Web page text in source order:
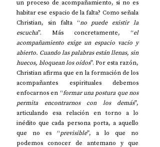
un proceso de acompañamiento, si no es
habitar ese espacio de la falta? Como señala
Christian, sin falta “no puede existir la
escucha”. Más concretamente, “el
acompañamiento exige un espacio vacío y
abierto. Cuando las palabras están llenas, sin
huecos, bloquean los oídos”. Por esta razón,
Christian afirma que en la formación de los
acompañantes espirituales debemos
enfocarnos en “formar una postura que nos
permita encontrarnos con los demás”,
articulando esa relación en torno a lo
inédito que cada persona porta, a aquello
que no es “previsible”, a lo que no
podemos conocer de antemano y que